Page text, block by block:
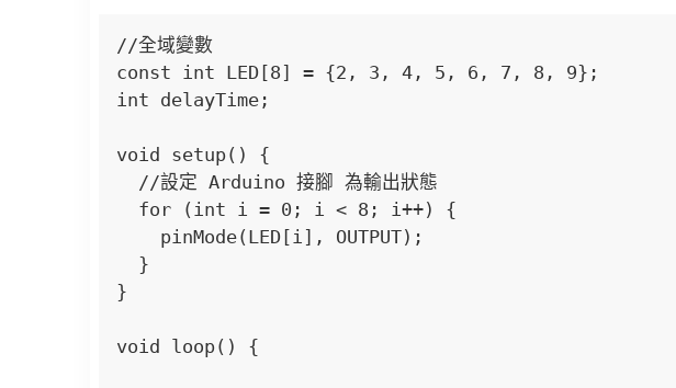
//全域變數
const int LED[8] = {2, 3, 4, 5, 6, 7, 8, 9};
int delayTime;
void setup() {
}
void loop() {